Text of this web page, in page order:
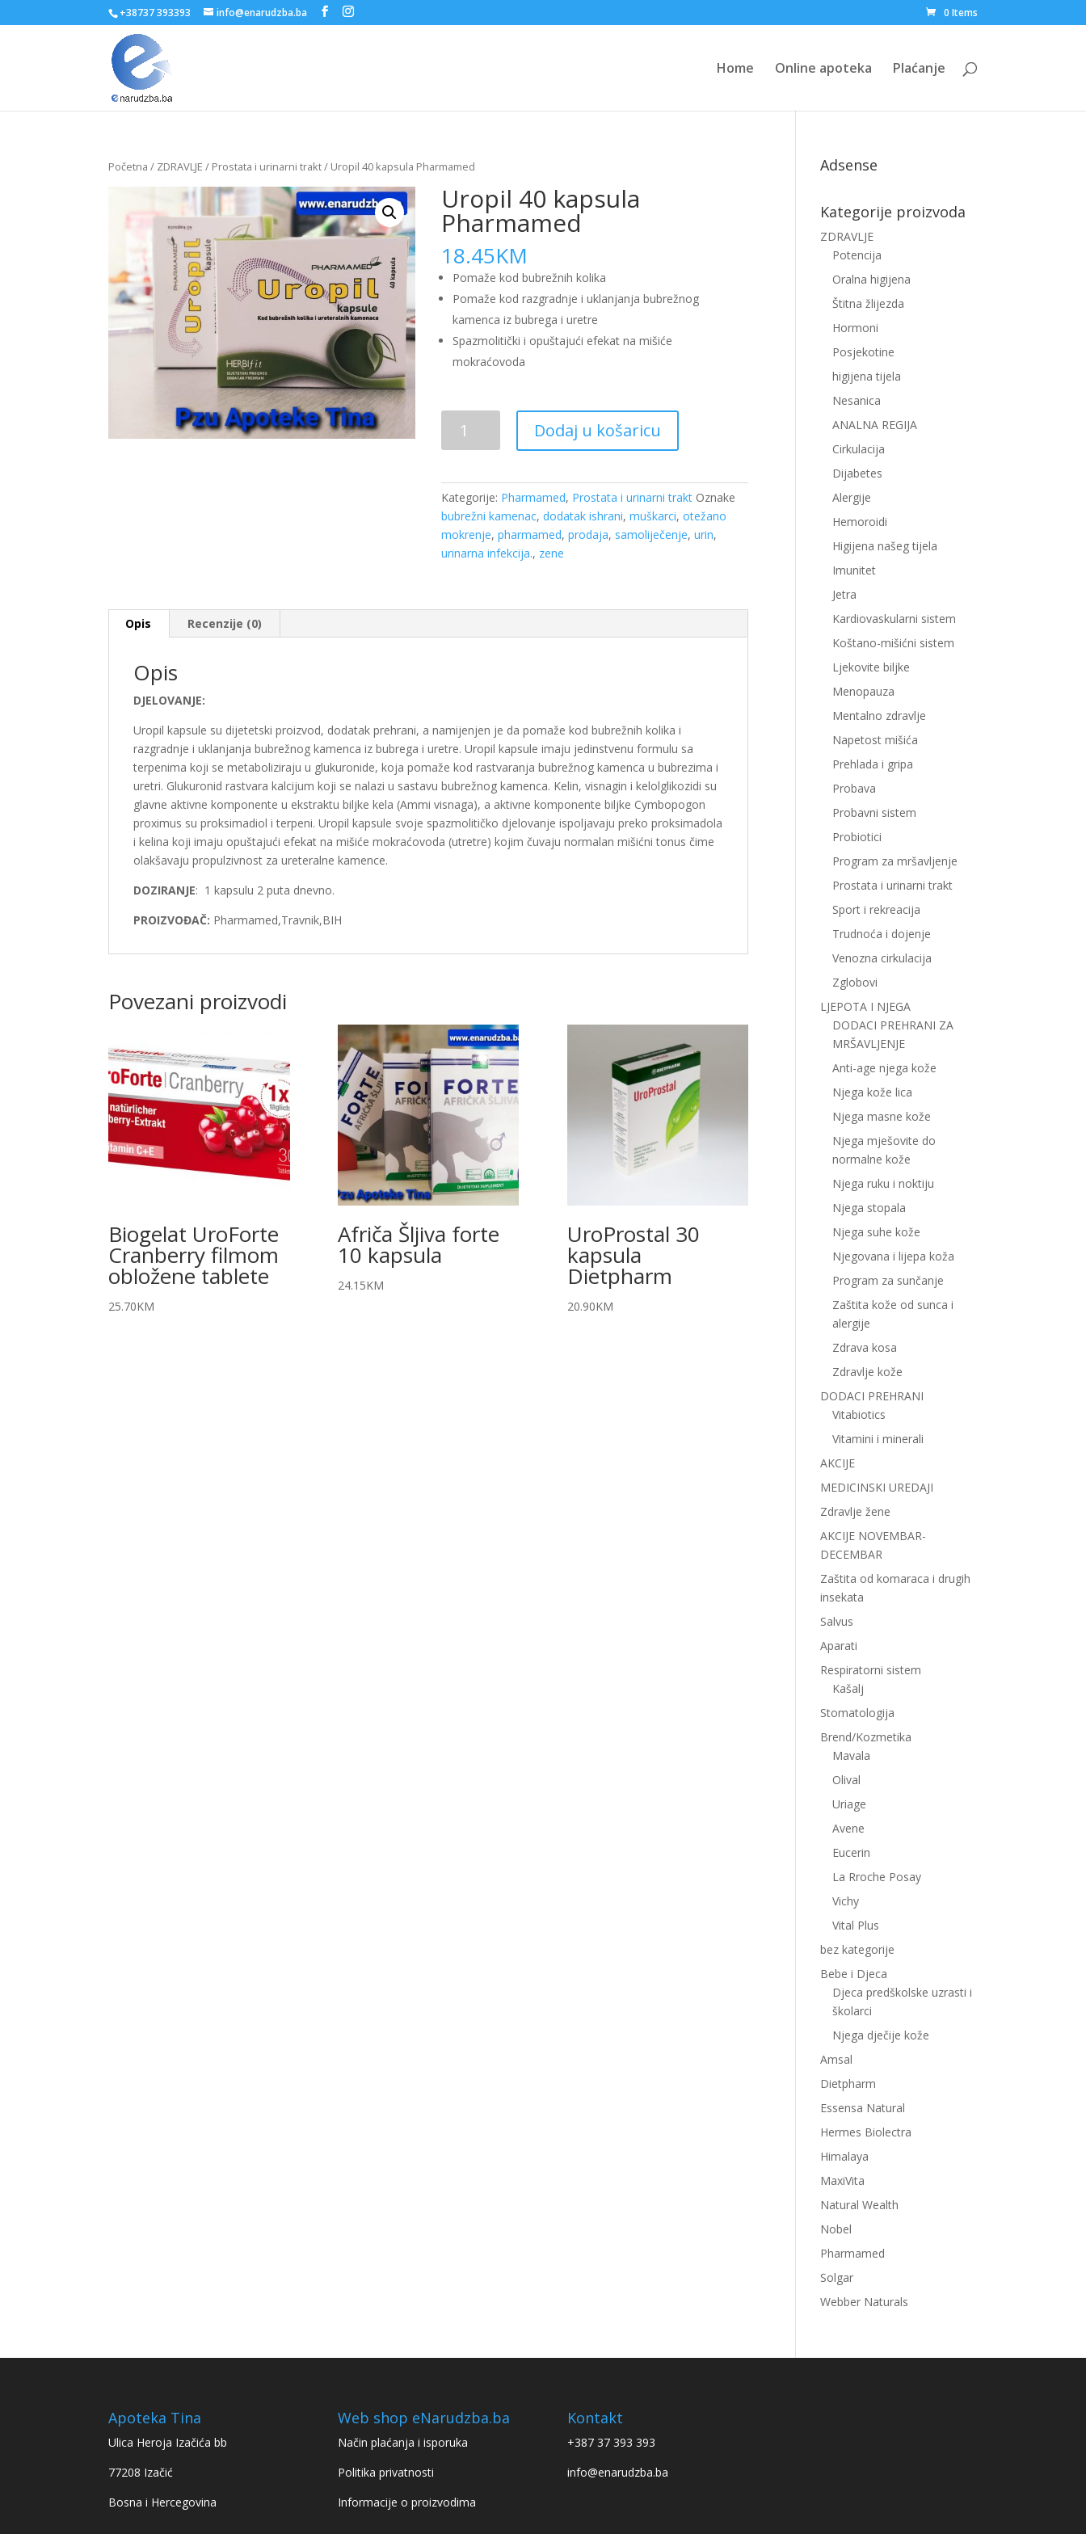
+38737 393393 info@enarudzba.ba 0 Items
Home Online apoteka Plaćanje
Početna / ZDRAVLJE / Prostata i urinarni trakt/ Uropil 40 kapsula Pharmamed
Uropil 40 kapsula
Pharmamed
18.45KM
Pomaže kod bubrežnih kolika
Pomaže kod razgradnje i uklanjanja bubrežnog
kamenca iz bubrega i uretre
Spazmolitički i opuštajući efekat na mišiće
mokraćovoda
količina
Dodaj u košaricu
Kategorije: Pharmamed, Prostata i urinarni trakt Oznake
bubrežni kamenac,dodatak ishrani,muškarci,otežano
mokrenje,pharmamed,prodaja, samoliječenje,urin,
urinarna infekcija., zene
Opis Recenzije (0)
Opis
DJELOVANJE:
Uropil kapsule su dijetetski proizvod, dodatak prehrani, a namijenjen je da pomaže kod bubrežnih kolika i
razgradnje i uklanjanja bubrežnog kamenca iz bubrega i uretre. Uropil kapsule imaju jedinstvenu formulu sa
terpenima koji se metaboliziraju u glukuronide, koja pomaže kod rastvaranja bubrežnog kamenca u bubrezima i
uretri. Glukuronid rastvara kalcijum koji se nalazi u sastavu bubrežnog kamenca. Kelin, visnagin i kelolglikozidi su
glavne aktivne komponente u ekstraktu biljke kela (Ammi visnaga), a aktivne komponente biljke Cymbopogon
proximus su proksimadiol i terpeni. Uropil kapsule svoje spazmolitičko djelovanje ispoljavaju preko proksimadola
i kelina koji imaju opuštajući efekat na mišiće mokraćovoda (utretre) kojim čuvaju normalan mišićni tonus čime
olakšavaju propulzivnost za ureteralne kamence.
DOZIRANJE: 1 kapsulu 2 puta dnevno.
PROIZVOĐAČ: Pharmamed,Travnik,BIH
Povezani proizvodi
Biogelat UroForte
Cranberry filmom
obložene tablete
25.70KM
Afriča Šljiva forte
10 kapsula
24.15KM
UroProstal 30
kapsula
Dietpharm
20.90KM
Adsense
Kategorije proizvoda
ZDRAVLJE
Potencija
Oralna higijena
Štitna žlijezda
Hormoni
Posjekotine
higijena tijela
Nesanica
ANALNA REGIJA
Cirkulacija
Dijabetes
Alergije
Hemoroidi
Higijena našeg tijela
Imunitet
Jetra
Kardiovaskularni sistem
Koštano-mišićni sistem
Ljekovite biljke
Menopauza
Mentalno zdravlje
Napetost mišića
Prehlada i gripa
Probava
Probavni sistem
Probiotici
Program za mršavljenje
Prostata i urinarni trakt
Sport i rekreacija
Trudnoća i dojenje
Venozna cirkulacija
Zglobovi
LJEPOTA I NJEGA
DODACI PREHRANI ZA
MRŠAVLJENJE
Anti-age njega kože
Njega kože lica
Njega masne kože
Njega mješovite do
normalne kože
Njega ruku i noktiju
Njega stopala
Njega suhe kože
Njegovana i lijepa koža
Program za sunčanje
Zaštita kože od sunca i
alergije
Zdrava kosa
Zdravlje kože
DODACI PREHRANI
Vitabiotics
Vitamini i minerali
AKCIJE
MEDICINSKI UREDAJI
Zdravlje žene
AKCIJE NOVEMBAR-
DECEMBAR
Zaštita od komaraca i drugih
insekata
Salvus
Aparati
Respiratorni sistem
Kašalj
Stomatologija
Brend/Kozmetika
Mavala
Olival
Uriage
Avene
Eucerin
La Rroche Posay
Vichy
Vital Plus
bez kategorije
Bebe i Djeca
Djeca predškolske uzrasti i
školarci
Njega dječije kože
Amsal
Dietpharm
Essensa Natural
Hermes Biolectra
Himalaya
MaxiVita
Natural Wealth
Nobel
Pharmamed
Solgar
Webber Naturals
Apoteka Tina
Ulica Heroja Izačića bb
77208 Izačić
Bosna i Hercegovina
Web shop eNarudzba.ba
Način plaćanja i isporuka
Politika privatnosti
Informacije o proizvodima
Kontakt
+387 37 393 393
info@enarudzba.ba